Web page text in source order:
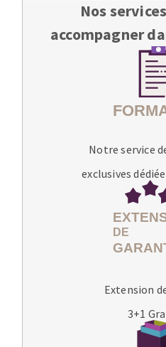
Nos
accompagner
Notre service
exclusives
Extension
3+1